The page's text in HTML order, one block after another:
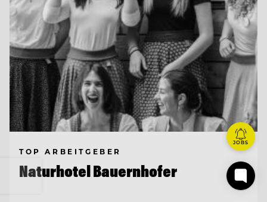
TOP ARBEITGEBER
Naturhotel Bauernhofer
JOBS